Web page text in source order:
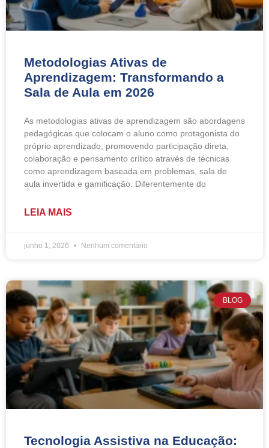
Metodologias Ativas de
Aprendizagem: Transformando a
Sala de Aula em 2026
As metodologias ativas de aprendizagem são abordagens
pedagógicas que colocam o aluno como protagonista do
próprio aprendizado, promovendo participação direta,
colaboração e pensamento crítico através de técnicas
como aprendizagem baseada em problemas, sala de
aula invertida e gamificação. Diferentemente do
LEIA MAIS
junho 1, 2026 Nenhum comentário
BLOG
Tecnologia Assistiva na Educação: